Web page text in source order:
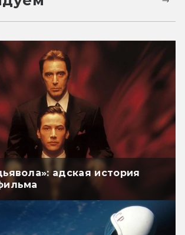
адская история